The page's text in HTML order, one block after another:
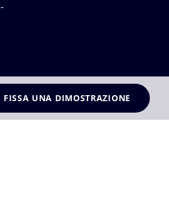
FISSA UNA DIMOSTRAZIONE